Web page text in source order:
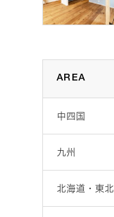
AREA
中四国
九州
北海道・東北